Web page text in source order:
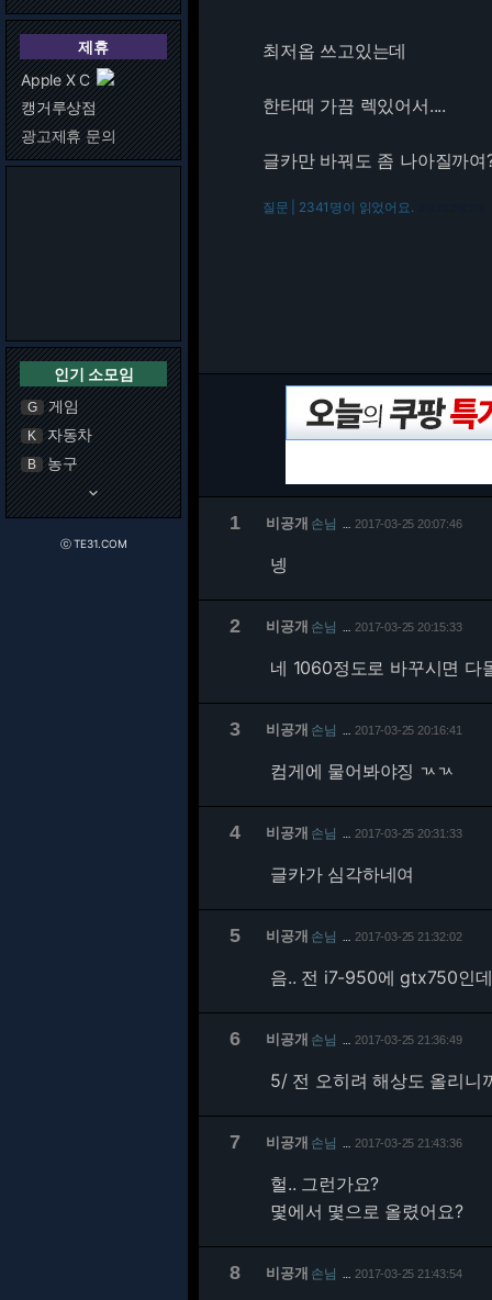
제휴
Apple X C
캥거루상점
광고제휴 문의
인기 소모임
G 게임
K 자동차
B 농구
keyboard_arrow_down
ⓒ TE31.COM
최저옵 쓰고있는데
한타때 가끔 렉있어서....
글카만 바꿔도 좀 나아질까여
질문 | 2341명이 읽었어요.
1 비공개 손님 2017-03-25 20:07:46
넹
2 비공개 손님 2017-03-25 20:15:33
네 1060정도로 바꾸시면 다
3 비공개 손님 2017-03-25 20:16:41
컴게에 물어봐야징 ㄳㄳ
4 비공개 손님 2017-03-25 20:31:33
글카가 심각하네여
5 비공개 손님 2017-03-25 21:32:02
음.. 전 i7-950에 gtx750인
6 비공개 손님 2017-03-25 21:36:49
5/전 오히려 해상도 올리니
7 비공개 손님 2017-03-25 21:43:36
헐.. 그런가요?
몇에서 몇으로 올렸어요?
8 비공개 손님 2017-03-25 21:43:54